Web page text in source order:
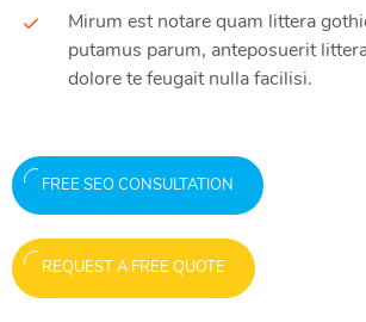
Mirum est notare quam littera
putamus parum, anteposuerit
dolore te feugait nulla facilisi.
FREE SEO CONSULTATION
REQUEST A FREE QUOTE